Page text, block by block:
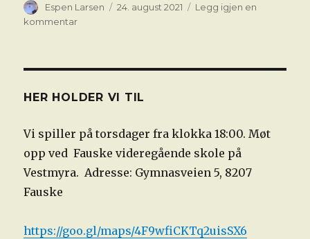
Forfatter
Espen Larsen Publisert
24. august 2021
Legg igjen en
kommentartil
HER HOLDER VI TIL
Vi spiller på torsdager fra klokka 18:00. Møt
opp ved Fauske videregående skole på
Vestmyra. Adresse: Gymnasveien 5, 8207
Fauske
https://goo.gl/maps/4F9wfiCKTq2uisSX6